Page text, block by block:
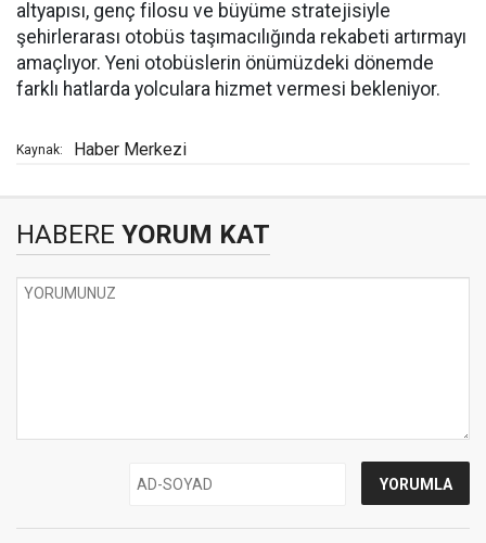
altyapısı, genç filosu ve büyüme stratejisiyle
şehirlerarası otobüs taşımacılığında rekabeti artırmayı
amaçlıyor. Yeni otobüslerin önümüzdeki dönemde
farklı hatlarda yolculara hizmet vermesi bekleniyor.
Kaynak: Haber Merkezi
HABERE YORUM KAT